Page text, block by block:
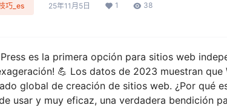
巧_es 25年11月5日 1 38
es la primera opción para sitios web
💪 Los datos de 2023 muestran
global de creación de sitios web. ¿Por qué
usar y muy eficaz, una verdadera bendición